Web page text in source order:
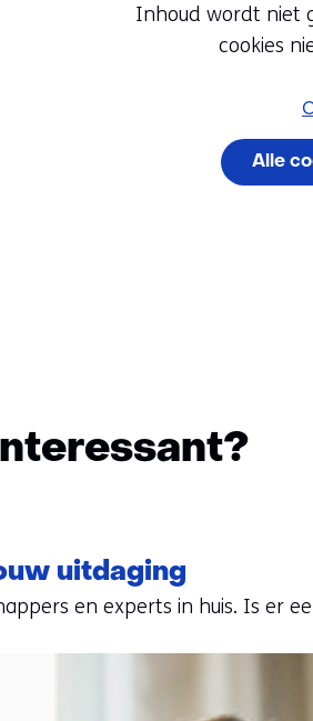
Inhoud wordt niet
cookies
of
geweigerd.
Alle
uitdaging
en experts in huis. Is er